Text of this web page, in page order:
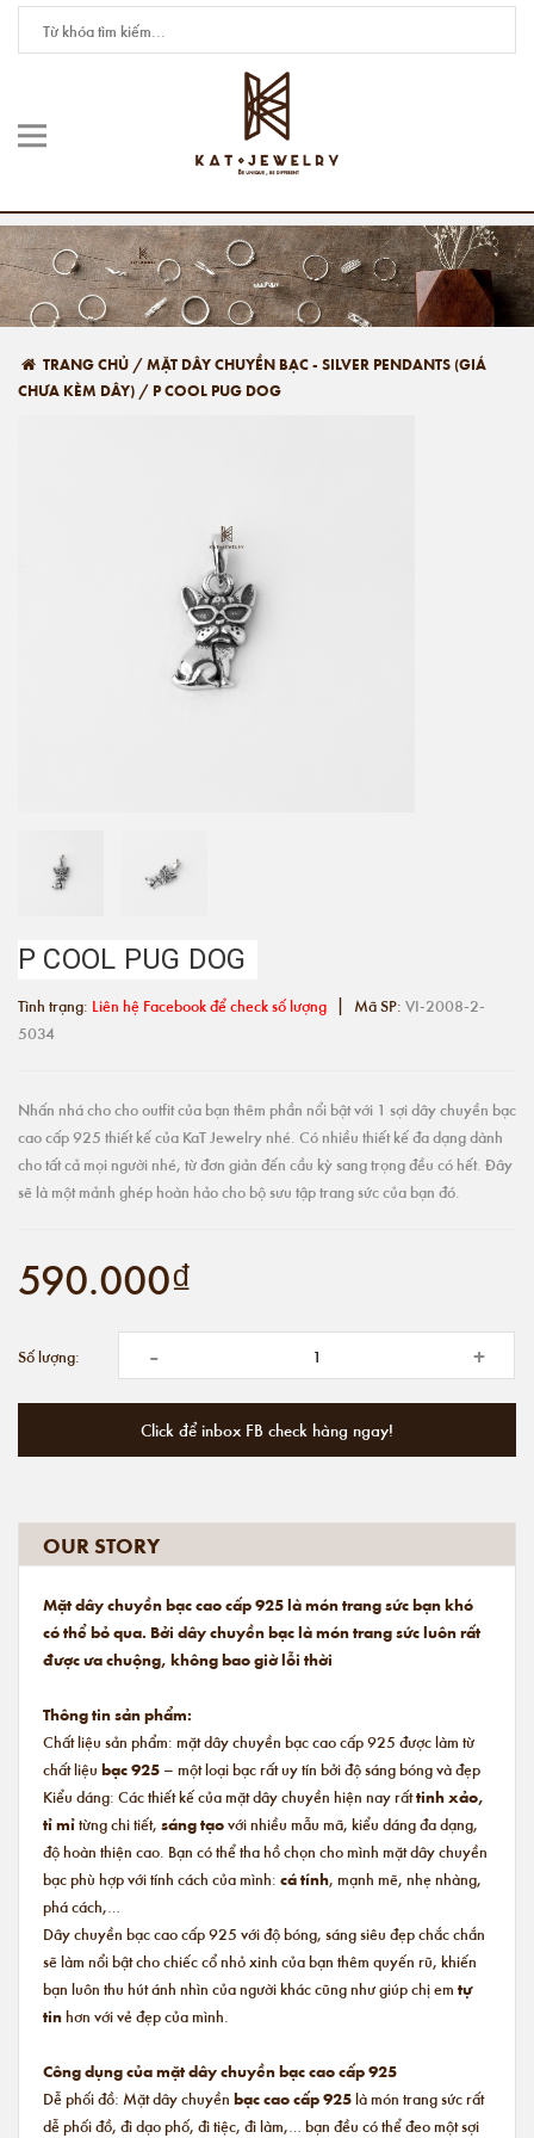
TRANG CHỦ /MẶT DÂY CHUYỀN BẠC - SILVER PENDANTS (GIÁ
CHƯA KÈM DÂY) / P COOL PUG DOG
P COOL PUG DOG
Tình trạng: Liên hệ Facebook để check số lượng | Mã SP: VI-2008-2-
5034
Nhấn nhá cho cho outfit của bạn thêm phần nổi bật với 1 sợi dây chuyền bạc
cao cấp 925 thiết kế của KaT Jewelry nhé. Có nhiều thiết kế đa dạng dành
cho tất cả mọi người nhé, từ đơn giản đến cầu kỳ sang trọng đều có hết. Đây
sẽ là một mảnh ghép hoàn hảo cho bộ sưu tập trang sức của bạn đó.
590.000₫
Số lượng: - +
Click để inbox FB check hàng ngay!
OUR STORY
Mặt dây chuyền bạc cao cấp 925 là món trang sức bạn khó
có thể bỏ qua. Bởi dây chuyền bạc là món trang sức luôn rất
được ưa chuộng, không bao giờ lỗi thời
Thông tin sản phẩm:
Chất liệu sản phẩm: mặt dây chuyền bạc cao cấp 925 được làm từ
chất liệu bạc 925 – một loại bạc rất uy tín bởi độ sáng bóng và đẹp
Kiểu dáng: Các thiết kế của mặt dây chuyền hiện nay rấttinh xảo,
tỉ mỉtừng chi tiết, sáng tạovới nhiều mẫu mã, kiểu dáng đa dạng,
độ hoàn thiện cao. Bạn có thể tha hồ chọn cho mình mặt dây chuyền
bạc phù hợp với tính cách của mình: cá tính, mạnh mẽ, nhẹ nhàng,
phá cách,…
Dây chuyền bạc cao cấp 925 với độ bóng, sáng siêu đẹp chắc chắn
sẽ làm nổi bật cho chiếc cổ nhỏ xinh của bạn thêm quyến rũ, khiến
bạn luôn thu hút ánh nhìn của người khác cũng như giúp chị em tự
tinhơn với vẻ đẹp của mình.
Công dụng của mặt dây chuyền bạc cao cấp 925
Dễ phối đồ: Mặt dây chuyền bạc cao cấp 925là món trang sức rất
dễ phối đồ, đi dạo phố, đi tiệc, đi làm,… bạn đều có thể đeo một sợi